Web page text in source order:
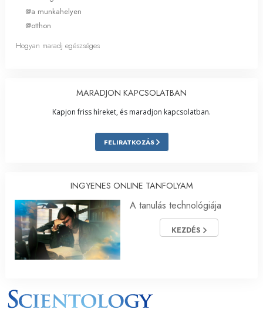
@a munkahelyen
@otthon
Hogyan maradj egészséges
MARADJON KAPCSOLATBAN
Kapjon friss híreket, és maradjon kapcsolatban.
FELIRATKOZÁS
INGYENES ONLINE TANFOLYAM
A tanulás technológiája
KEZDÉS